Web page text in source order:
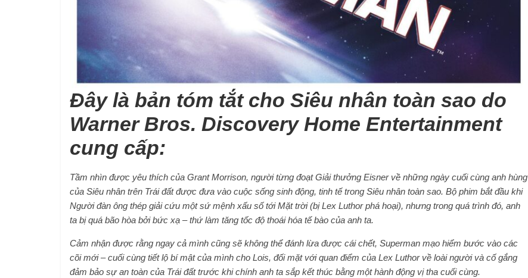
Đây là bản tóm tắt cho Siêu nhân toàn sao do
Warner Bros. Discovery Home Entertainment
cung cấp:
Tầm nhìn được yêu thích của Grant Morrison, người từng đoạt Giải thưởng Eisner về những ngày cuối cùng anh hùng
của Siêu nhân trên Trái đất được đưa vào cuộc sống sinh động, tinh tế trong Siêu nhân toàn sao. Bộ phim bắt đầu khi
Người đàn ông thép giải cứu một sứ mệnh xấu số tới Mặt trời (bị Lex Luthor phá hoại), nhưng trong quá trình đó, anh
ta bị quá bão hòa bởi bức xạ – thứ làm tăng tốc độ thoái hóa tế bào của anh ta.
Cảm nhận được rằng ngay cả mình cũng sẽ không thể đánh lừa được cái chết, Superman mạo hiểm bước vào các
cõi mới – cuối cùng tiết lộ bí mật của mình cho Lois, đối mặt với quan điểm của Lex Luthor về loài người và cố gắng
đảm bảo sự an toàn của Trái đất trước khi chính anh ta sắp kết thúc bằng một hành động vị tha cuối cùng.